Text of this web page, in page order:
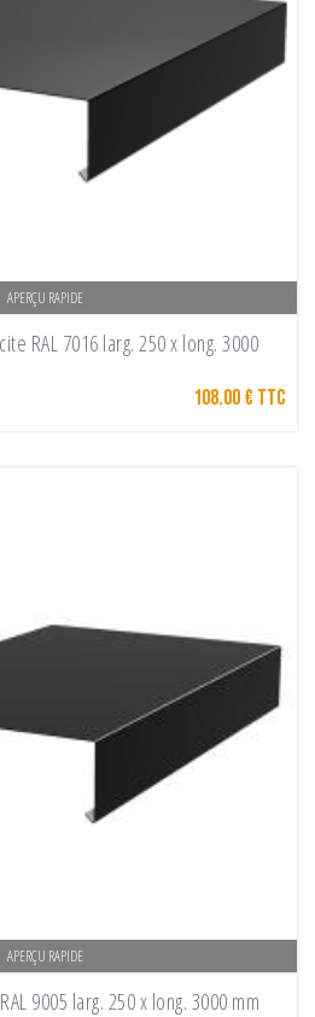
APERÇU RAPIDE
RAL 7016 larg. 250 x long. 3000
108.00 € TTC
APERÇU RAPIDE
9005 larg. 250 x long. 3000 mm